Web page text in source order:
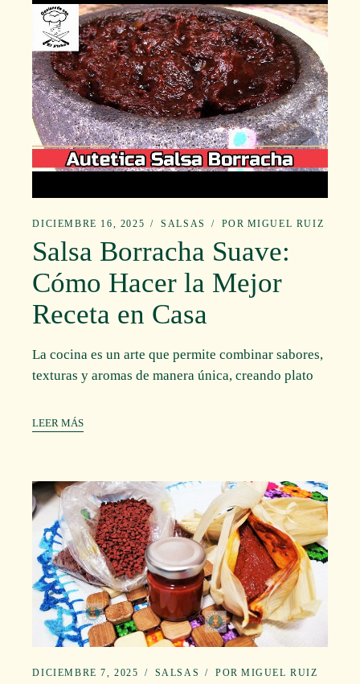
DICIEMBRE 16, 2025 SALSAS POR MIGUEL RUIZ
Salsa Borracha Suave:
Cómo Hacer la Mejor
Receta en Casa
La cocina es un arte que permite combinar sabores,
texturas y aromas de manera única, creando plato
LEER MÁS
DICIEMBRE 7, 2025 SALSAS POR MIGUEL RUIZ